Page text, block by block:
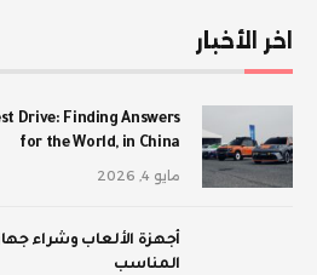
اخر الأخبار
Drive: Finding Answers
for the World, in China
مايو 4, 2026
أجهزة الألعاب وشراء
المناسب